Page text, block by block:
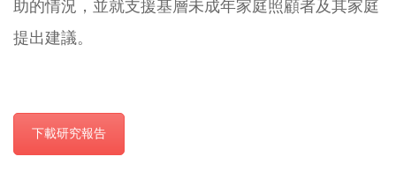
助的情況，並就支援基層未成年家庭照顧者及其家庭
提出建議。
下載研究報告